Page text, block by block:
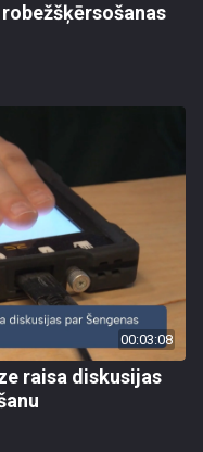
00:03:08
raisa diskusijas